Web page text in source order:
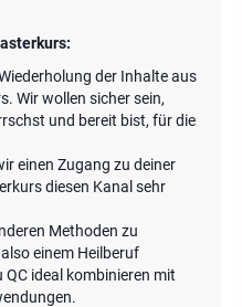
der Inhalte aus
Wir wollen sicher sein,
und bereit bist, für die
einen Zugang zu deiner
diesen Kanal sehr
Methoden zu
einem Heilberuf
ideal kombinieren mit